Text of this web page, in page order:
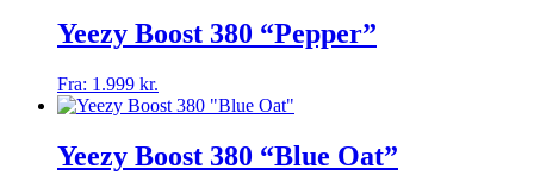
varesiden
varianter.
kan
vælges
varesiden
Yeezy Boost 380 “Pepper”
Fra: 1.999 kr.
vare
varianter.
Yeezy Boost 380 “Blue Oat”